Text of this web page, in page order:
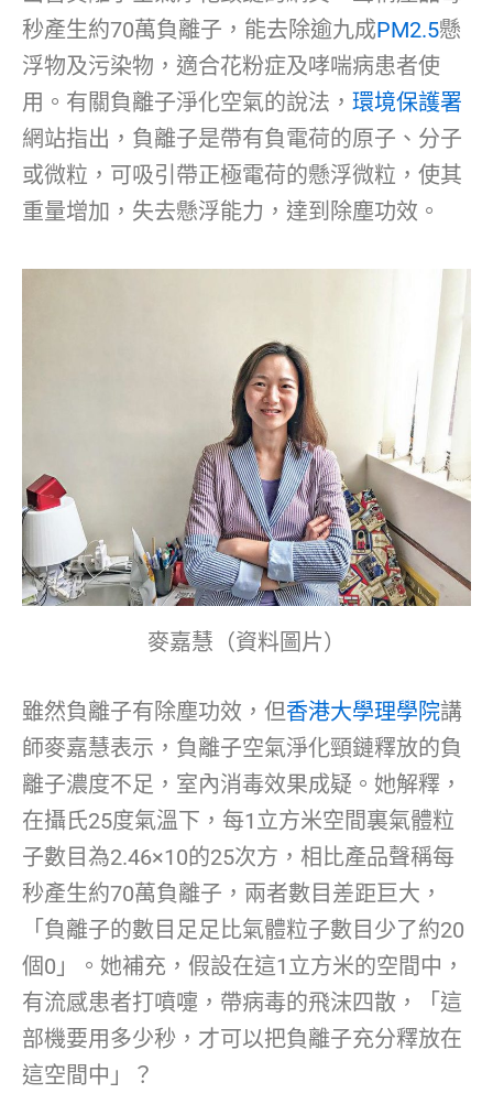
秒產生約70萬負離子，能去除逾九成PM2.5懸
浮物及污染物，適合花粉症及哮喘病患者使
用。有關負離子淨化空氣的說法， 環境保護署
網站指出，負離子是帶有負電荷的原子、分子
或微粒，可吸引帶正極電荷的懸浮微粒，使其
重量增加，失去懸浮能力，達到除塵功效。
麥嘉慧（資料圖片）
雖然負離子有除塵功效，但香港大學理學院講
師麥嘉慧表示，負離子空氣淨化頸鏈釋放的負
離子濃度不足，室內消毒效果成疑。她解釋，
在攝氏25度氣溫下，每1立方米空間裏氣體粒
子數目為2.46×10的25次方，相比產品聲稱每
秒產生約70萬負離子，兩者數目差距巨大，
「負離子的數目足足比氣體粒子數目少了約20
個0」。她補充，假設在這1立方米的空間中，
有流感患者打噴嚏，帶病毒的飛沫四散，「這
部機要用多少秒，才可以把負離子充分釋放在
這空間中」？